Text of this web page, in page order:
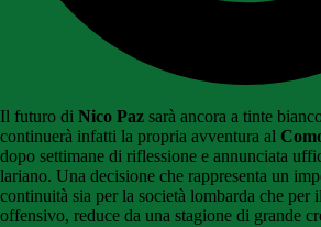
Il futuro di Nico Paz sarà ancora a tinte
continuerà infatti la propria avventura al
dopo settimane di riflessione e annunciata
lariano. Una decisione che rappresenta un
continuità sia per la società lombarda che per
offensivo, reduce da una stagione di grande